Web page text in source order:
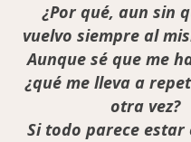
¿Por qué, aun sin
vuelvo siempre al
Aunque sé que me
¿qué me lleva a
otra vez?
Si todo parece estar